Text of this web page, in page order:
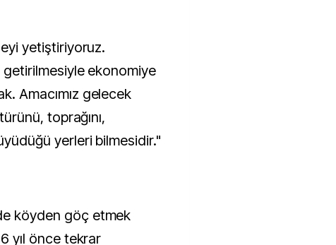
yetiştiriyoruz.
ekonomiye
Amacımız gelecek
toprağını,
yerleri bilmesidir."
köyden göç etmek
yıl önce tekrar